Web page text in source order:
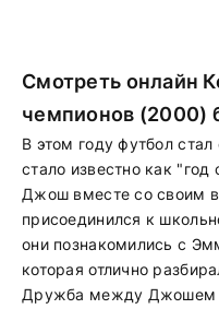
Смотреть онлайн
чемпионов (2000)
В этом году футбол
стало известно как
Джош вместе со своим
присоединился к
они познакомились с
которая отлично
Дружба между Джошем